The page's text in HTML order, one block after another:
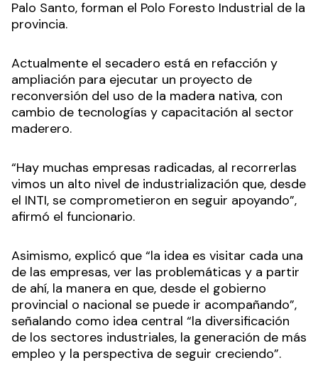
Palo Santo, forman el Polo Foresto Industrial de la
provincia.
Actualmente el secadero está en refacción y
ampliación para ejecutar un proyecto de
reconversión del uso de la madera nativa, con
cambio de tecnologías y capacitación al sector
maderero.
“Hay muchas empresas radicadas, al recorrerlas
vimos un alto nivel de industrialización que, desde
el INTI, se comprometieron en seguir apoyando”,
afirmó el funcionario.
Asimismo, explicó que “la idea es visitar cada una
de las empresas, ver las problemáticas y a partir
de ahí, la manera en que, desde el gobierno
provincial o nacional se puede ir acompañando”,
señalando como idea central “la diversificación
de los sectores industriales, la generación de más
empleo y la perspectiva de seguir creciendo”.